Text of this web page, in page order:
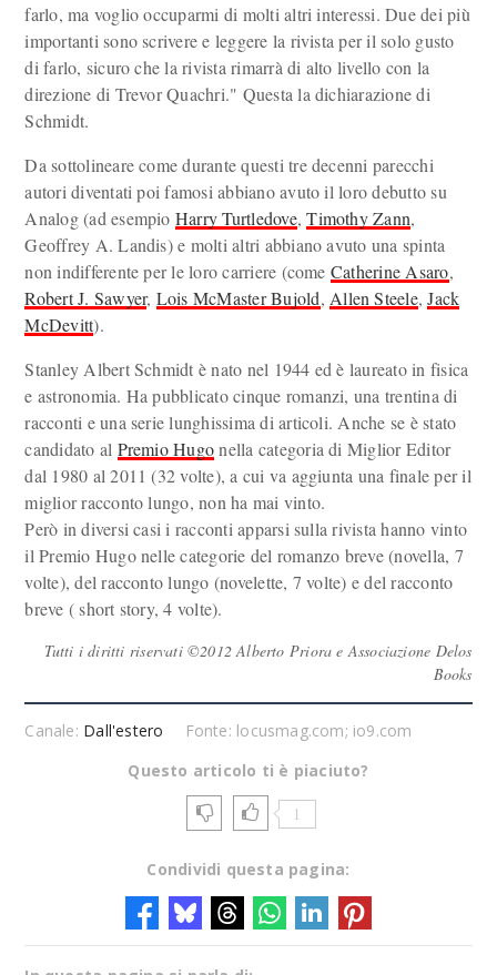
farlo, ma voglio occuparmi di molti altri interessi. Due dei più
importanti sono scrivere e leggere la rivista per il solo gusto
di farlo, sicuro che la rivista rimarrà di alto livello con la
direzione di Trevor Quachri." Questa la dichiarazione di
Schmidt.
Da sottolineare come durante questi tre decenni parecchi
autori diventati poi famosi abbiano avuto il loro debutto su
Analog (ad esempio Harry Turtledove,Timothy Zann,
Geoffrey A. Landis) e molti altri abbiano avuto una spinta
non indifferente per le loro carriere (come Catherine Asaro,
Robert J. Sawyer, Lois McMaster Bujold, Allen Steele,Jack
McDevitt).
Stanley Albert Schmidt è nato nel 1944 ed è laureato in fisica
e astronomia. Ha pubblicato cinque romanzi, una trentina di
racconti e una serie lunghissima di articoli. Anche se è stato
candidato al Premio Hugonella categoria di Miglior Editor
dal 1980 al 2011 (32 volte), a cui va aggiunta una finale per il
miglior racconto lungo, non ha mai vinto.
Però in diversi casi i racconti apparsi sulla rivista hanno vinto
il Premio Hugo nelle categorie del romanzo breve (novella, 7
volte), del racconto lungo (novelette, 7 volte) e del racconto
breve ( short story, 4 volte).
Tutti i diritti riservati ©2012 Alberto Priora e Associazione Delos
Books
Canale: Dall'estero
Fonte: locusmag.com; io9.com
Questo articolo ti è piaciuto?
1
Condividi questa pagina: